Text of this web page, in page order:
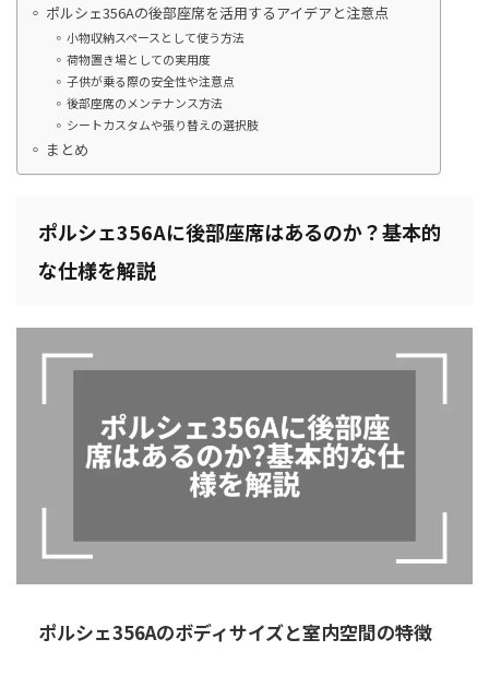
ポルシェ356Aの後部座席を活用するアイデアと注意点
小物収納スペースとして使う方法
荷物置き場としての実用度
子供が乗る際の安全性や注意点
後部座席のメンテナンス方法
シートカスタムや張り替えの選択肢
まとめ
ポルシェ356Aに後部座席はあるのか？基本的
な仕様を解説
ポルシェ356Aのボディサイズと室内空間の特徴